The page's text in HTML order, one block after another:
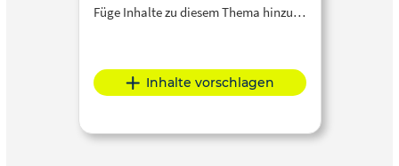
Füge Inhalte zu diesem Thema hinzu…
Inhalte vorschlagen